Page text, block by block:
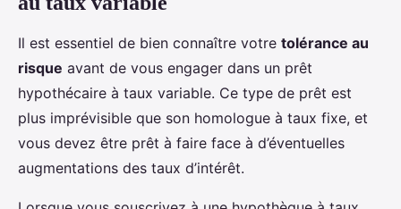
Il est essentiel de bien connaître votre tolérance au
risque avant de vous engager dans un prêt
hypothécaire à taux variable. Ce type de prêt est
plus imprévisible que son homologue à taux fixe, et
vous devez être prêt à faire face à d’éventuelles
augmentations des taux d’intérêt.